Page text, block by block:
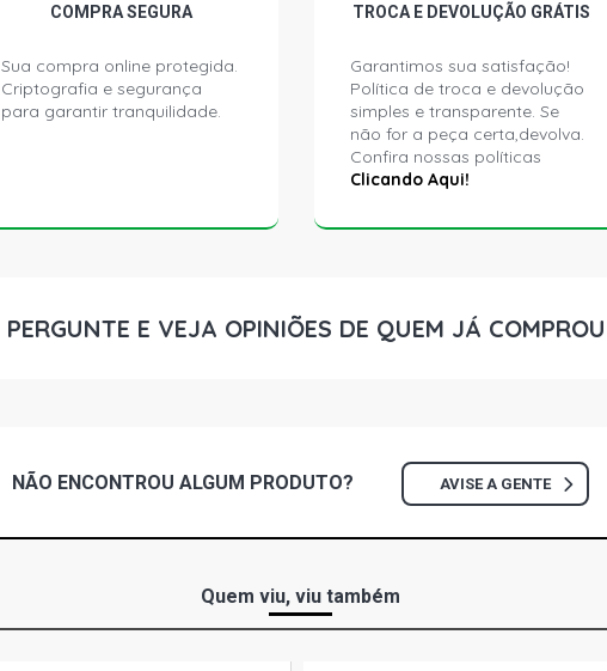
COMPRA SEGURA
Sua compra online protegida.
Criptografia e segurança
para garantir tranquilidade.
TROCA E DEVOLUÇÃO GRÁTIS
Garantimos sua satisfação!
Política de troca e devolução
simples e transparente. Se
não for a peça certa,devolva.
Confira nossas políticas
Clicando Aqui!
PERGUNTE E VEJA OPINIÕES DE QUEM JÁ COMPROU
NÃO ENCONTROU ALGUM PRODUTO? AVISE A GENTE
Quem viu, viu também